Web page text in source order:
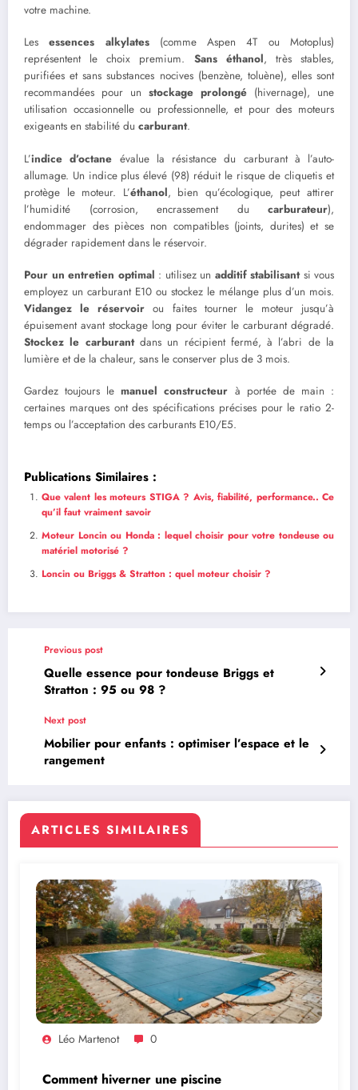
votre machine.
Lesessences alkylates(comme Aspen 4T ou Motoplus)
représentent le choix premium. Sans éthanol, très stables,
purifiées et sans substances nocives (benzène, toluène), elles sont
recommandées pour un stockage prolongé (hivernage), une
utilisation occasionnelle ou professionnelle, et pour des moteurs
exigeants en stabilité du carburant.
L’indice d’octane évalue la résistance du carburant à l’auto-
allumage. Un indice plus élevé (98) réduit le risque de cliquetis et
protège le moteur. L’éthanol, bien qu’écologique, peut attirer
l’humidité (corrosion, encrassement du carburateur),
endommager des pièces non compatibles (joints, durites) et se
dégrader rapidement dans le réservoir.
Pour un entretien optimal : utilisez un additif stabilisantsi vous
employez un carburant E10 ou stockez le mélange plus d’un mois.
Vidangez le réservoir ou faites tourner le moteur jusqu’à
épuisement avant stockage long pour éviter le carburant dégradé.
Stockez le carburantdans un récipient fermé, à l’abri de la
lumière et de la chaleur, sans le conserver plus de 3 mois.
Gardez toujours lemanuel constructeur à portée de main :
certaines marques ont des spécifications précises pour le ratio 2-
temps ou l’acceptation des carburants E10/E5.
Publications Similaires :
Que valent les moteurs STIGA ? Avis, fiabilité, performance.. Ce
qu’il faut vraiment savoir
Moteur Loncin ou Honda : lequel choisir pour votre tondeuse ou
matériel motorisé ?
Loncin ou Briggs & Stratton : quel moteur choisir ?
Previous post
Quelle essence pour tondeuse Briggs et
Stratton : 95 ou 98 ?
Next post
Mobilier pour enfants : optimiser l’espace et le
rangement
ARTICLES SIMILAIRES
Léo Martenot 0
Comment hiverner une piscine